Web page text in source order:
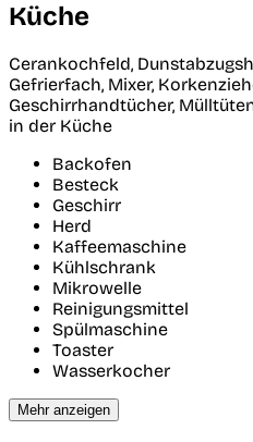
Küche
Cerankochfeld,
Gefrierfach, Mixer,
Geschirrhandtücher,
in der Küche
Backofen
Besteck
Geschirr
Herd
Kaffeemaschine
Kühlschrank
Mikrowelle
Reinigungsmittel
Spülmaschine
Toaster
Wasserkocher
Mehr anzeigen